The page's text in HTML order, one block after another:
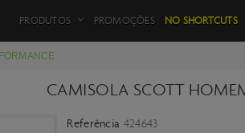
FILTROS
PRODUTOS PROMOÇÕES NO SHORTCUTS
CAMISOLA SCOTT
Referência 424643